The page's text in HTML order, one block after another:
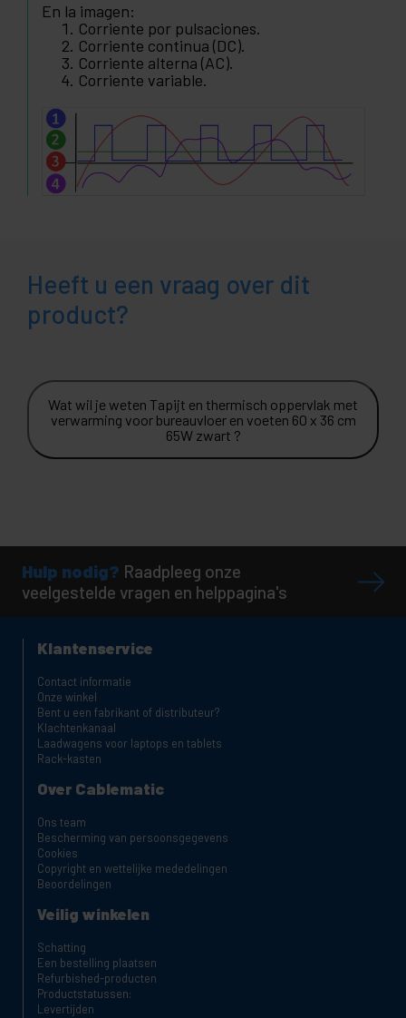
En la imagen:
Corriente por pulsaciones.
Corriente continua (DC).
Corriente alterna (AC).
Corriente variable.
Heeft u een vraag over dit
product?
Wat wil je weten Tapijt en thermisch oppervlak met
verwarming voor bureauvloer en voeten 60 x 36 cm
65W zwart ?
Hulp nodig? Raadpleeg onze
veelgestelde vragen en helppagina's
Klantenservice
Contact informatie
Onze winkel
Bent u een fabrikant of distributeur?
Klachtenkanaal
Laadwagens voor laptops en tablets
Rack-kasten
Over Cablematic
Ons team
Bescherming van persoonsgegevens
Cookies
Copyright en wettelijke mededelingen
Beoordelingen
Veilig winkelen
Schatting
Een bestelling plaatsen
Refurbished-producten
Productstatussen:
Levertijden